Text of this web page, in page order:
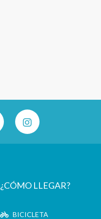
¿CÓMO LLEGAR?
BICICLETA